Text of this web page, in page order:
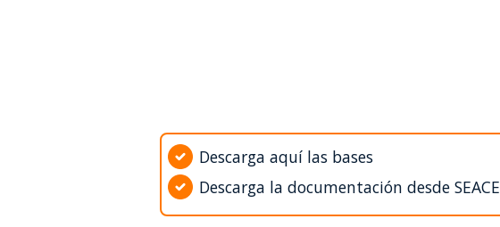
Descarga aquí las bases
Descarga la documentación desde SEACE